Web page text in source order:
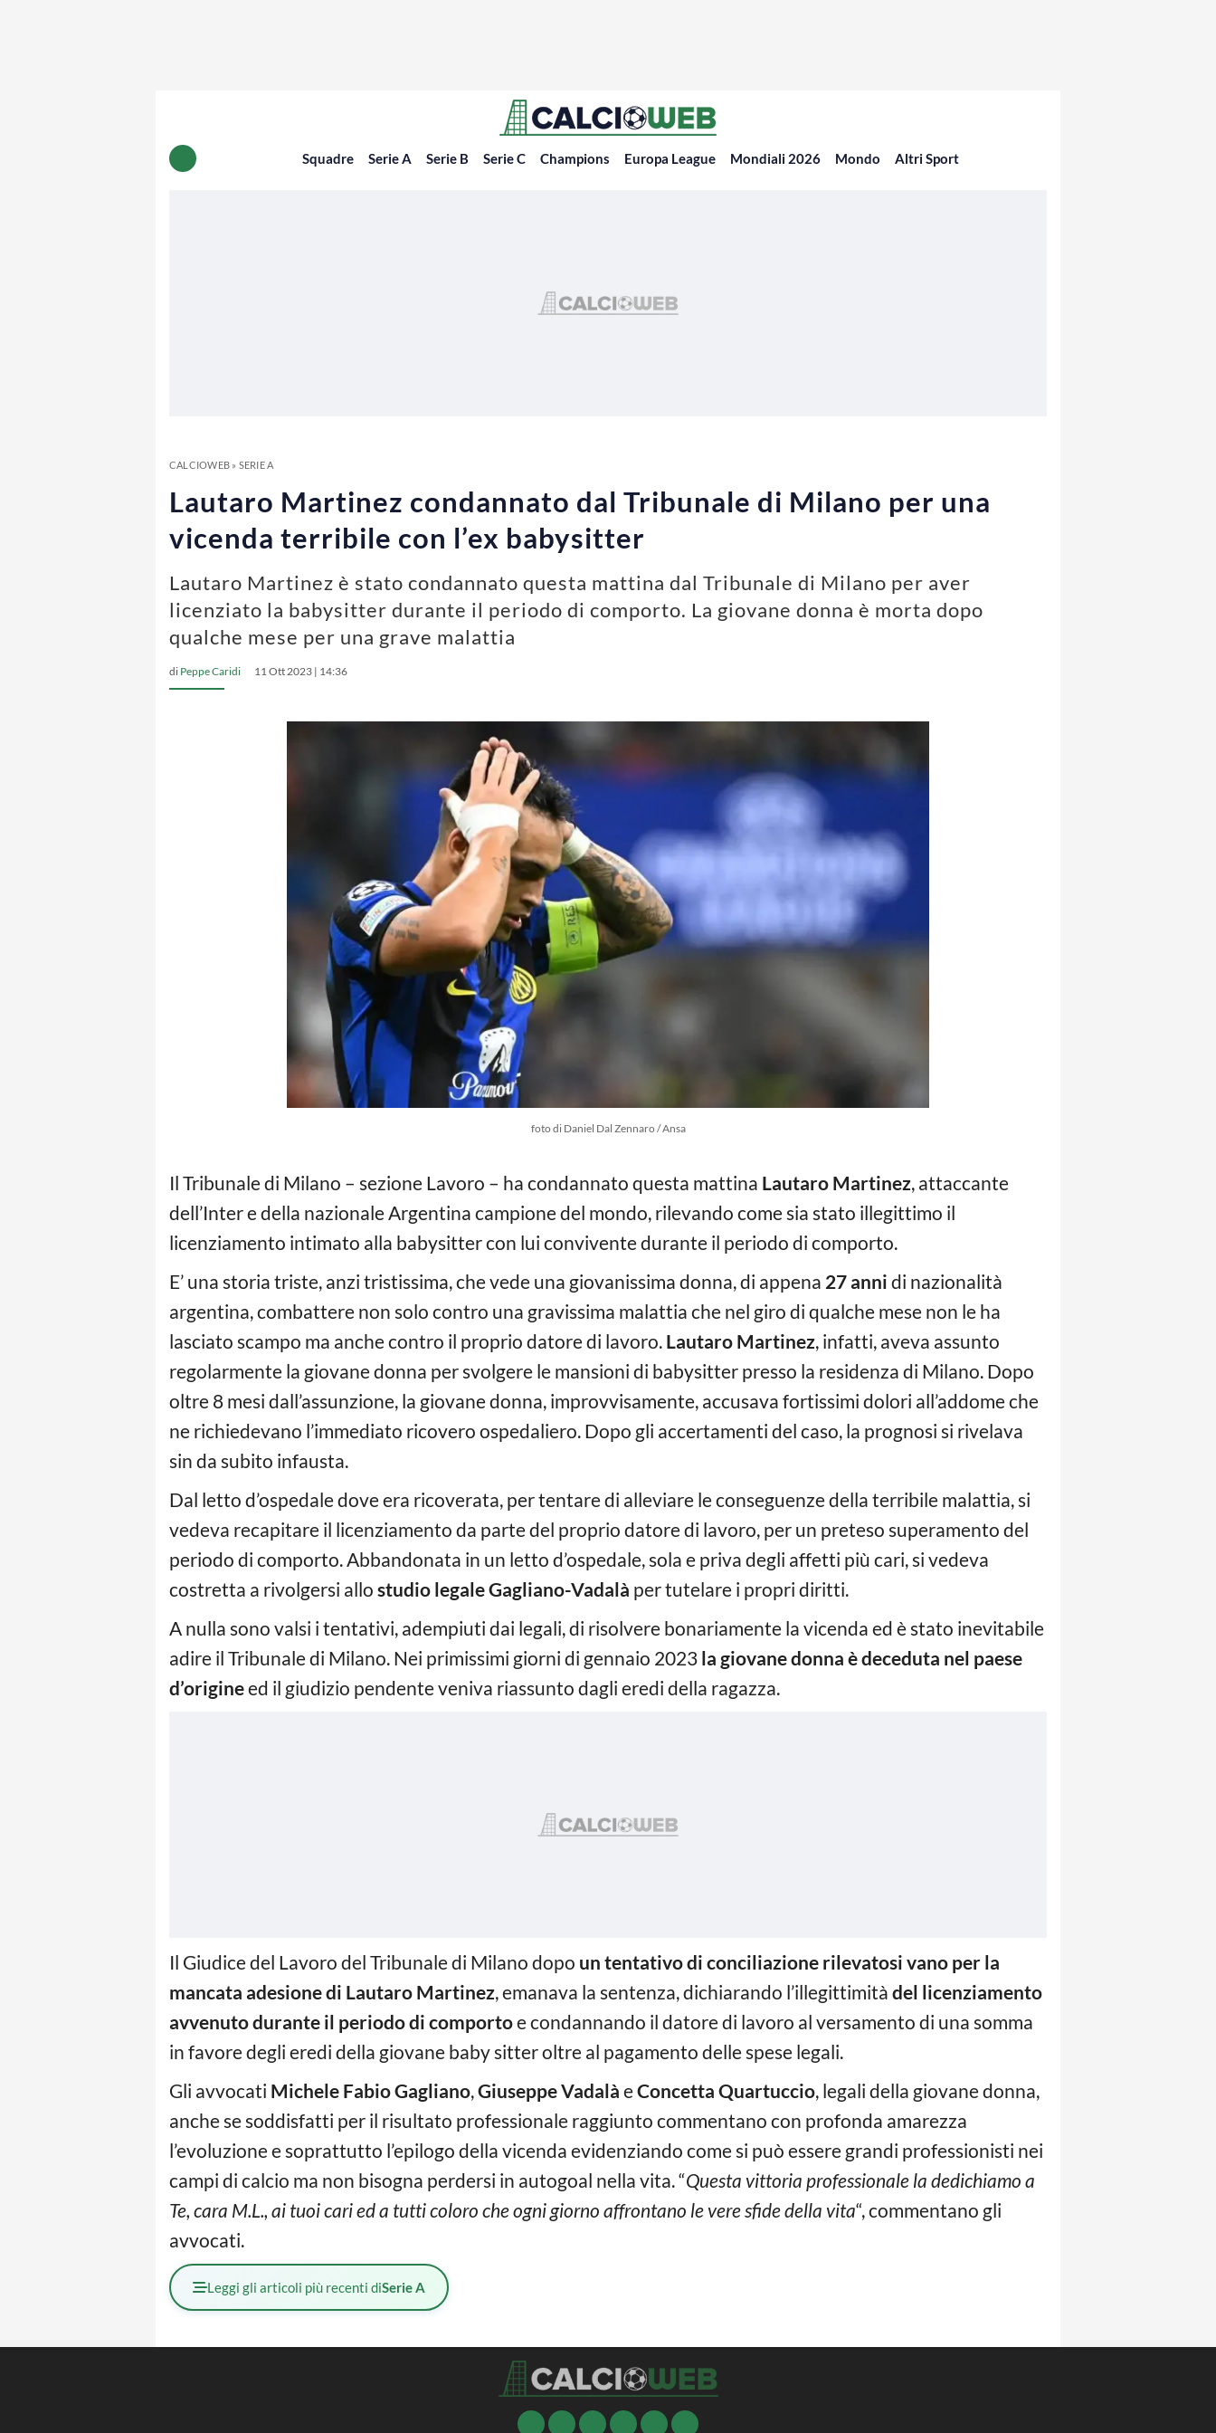
Squadre Serie A Serie B Serie C Champions Europa League Mondiali 2026 Mondo Altri Sport
CALCIOWEB» SERIE A
Lautaro Martinez condannato dal Tribunale di Milano per una
vicenda terribile con l’ex babysitter
Lautaro Martinez è stato condannato questa mattina dal Tribunale di Milano per aver
licenziato la babysitter durante il periodo di comporto. La giovane donna è morta dopo
qualche mese per una grave malattia
di Peppe Caridi 11 Ott 2023 | 14:36
foto di Daniel Dal Zennaro / Ansa
Il Tribunale di Milano – sezione Lavoro – ha condannato questa mattina Lautaro Martinez, attaccante
dell’Inter e della nazionale Argentina campione del mondo, rilevando come sia stato illegittimo il
licenziamento intimato alla babysitter con lui convivente durante il periodo di comporto.
E’ una storia triste, anzi tristissima, che vede una giovanissima donna, di appena 27 anni di nazionalità
argentina, combattere non solo contro una gravissima malattia che nel giro di qualche mese non le ha
lasciato scampo ma anche contro il proprio datore di lavoro. Lautaro Martinez, infatti, aveva assunto
regolarmente la giovane donna per svolgere le mansioni di babysitter presso la residenza di Milano. Dopo
oltre 8 mesi dall’assunzione, la giovane donna, improvvisamente, accusava fortissimi dolori all’addome che
ne richiedevano l’immediato ricovero ospedaliero. Dopo gli accertamenti del caso, la prognosi si rivelava
sin da subito infausta.
Dal letto d’ospedale dove era ricoverata, per tentare di alleviare le conseguenze della terribile malattia, si
vedeva recapitare il licenziamento da parte del proprio datore di lavoro, per un preteso superamento del
periodo di comporto. Abbandonata in un letto d’ospedale, sola e priva degli affetti più cari, si vedeva
costretta a rivolgersi allo studio legale Gagliano-Vadalà per tutelare i propri diritti.
A nulla sono valsi i tentativi, adempiuti dai legali, di risolvere bonariamente la vicenda ed è stato inevitabile
adire il Tribunale di Milano. Nei primissimi giorni di gennaio 2023 la giovane donna è deceduta nel paese
d’origineed il giudizio pendente veniva riassunto dagli eredi della ragazza.
Il Giudice del Lavoro del Tribunale di Milano dopo un tentativo di conciliazione rilevatosi vano per la
mancata adesione di Lautaro Martinez, emanava la sentenza, dichiarando l’illegittimità del licenziamento
avvenuto durante il periodo di comportoe condannando il datore di lavoro al versamento di una somma
in favore degli eredi della giovane baby sitter oltre al pagamento delle spese legali.
Gli avvocati Michele Fabio Gagliano,Giuseppe Vadalà eConcetta Quartuccio, legali della giovane donna,
anche se soddisfatti per il risultato professionale raggiunto commentano con profonda amarezza
l’evoluzione e soprattutto l’epilogo della vicenda evidenziando come si può essere grandi professionisti nei
campi di calcio ma non bisogna perdersi in autogoal nella vita. “Questa vittoria professionale la dedichiamo a
Te, cara M.L., ai tuoi cari ed a tutti coloro che ogni giorno affrontano le vere sfide della vita“, commentano gli
avvocati.
Leggi gli articoli più recenti diSerie A